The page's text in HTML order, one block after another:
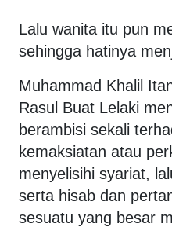
Lalu wanita itu pun
sehingga hatinya
Muhammad Khalil
Rasul Buat Lelaki
berambisi sekali
kemaksiatan atau
menyelisihi syariat,
serta hisab dan
sesuatu yang besar